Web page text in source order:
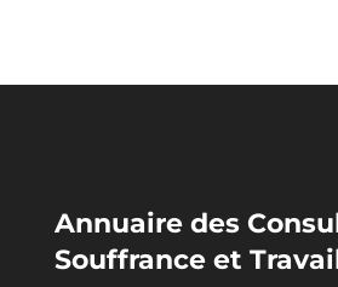
Annuaire des
Souffrance et